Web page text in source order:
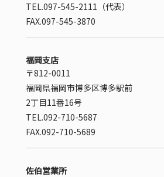
TEL.097-545-2111（代表）
FAX.097-545-3870
福岡支店
〒812-0011
福岡県福岡市博多区博多駅前
2丁目11番16号
TEL.092-710-5687
FAX.092-710-5689
佐伯営業所